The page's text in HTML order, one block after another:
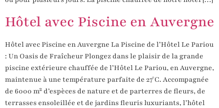
Hôtel avec Piscine en Auvergne
Hôtel avec Piscine en Auvergne La Piscine de l’Hôtel Le Pariou
: Un Oasis de Fraîcheur Plongez dans le plaisir de la grande
piscine extérieure chauffée de l’Hôtel Le Pariou, en Auvergne,
maintenue à une température parfaite de 27°C. Accompagnée
de 6000 m² d’espèces de nature et de parterres de fleurs, de
terrasses ensoleillée et de jardins fleuris luxuriants, l’hôtel